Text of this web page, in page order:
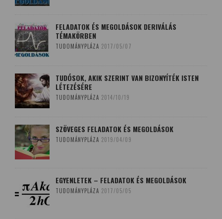
FELADATOK ÉS MEGOLDÁSOK DERIVÁLÁS
TÉMAKÖRBEN
TUDOMÁNYPLÁZA 2017/05/07
TUDÓSOK, AKIK SZERINT VAN BIZONYÍTÉK ISTEN
LÉTEZÉSÉRE
TUDOMÁNYPLÁZA 2014/10/19
SZÖVEGES FELADATOK ÉS MEGOLDÁSOK
TUDOMÁNYPLÁZA 2019/04/09
EGYENLETEK – FELADATOK ÉS MEGOLDÁSOK
TUDOMÁNYPLÁZA 2017/05/05